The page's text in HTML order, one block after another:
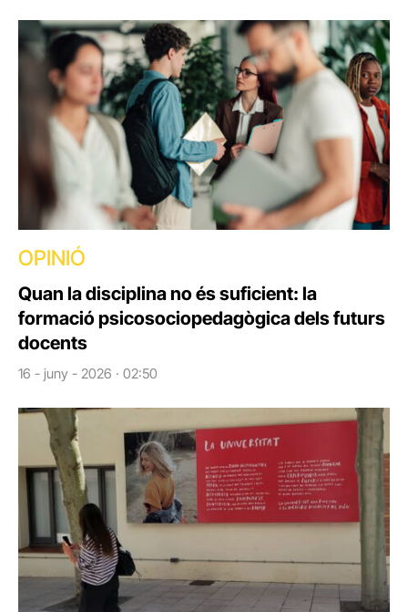
OPINIÓ
Quan la disciplina no és suficient: la
formació psicosociopedagògica dels futurs
docents
16 - juny - 2026 · 02:50